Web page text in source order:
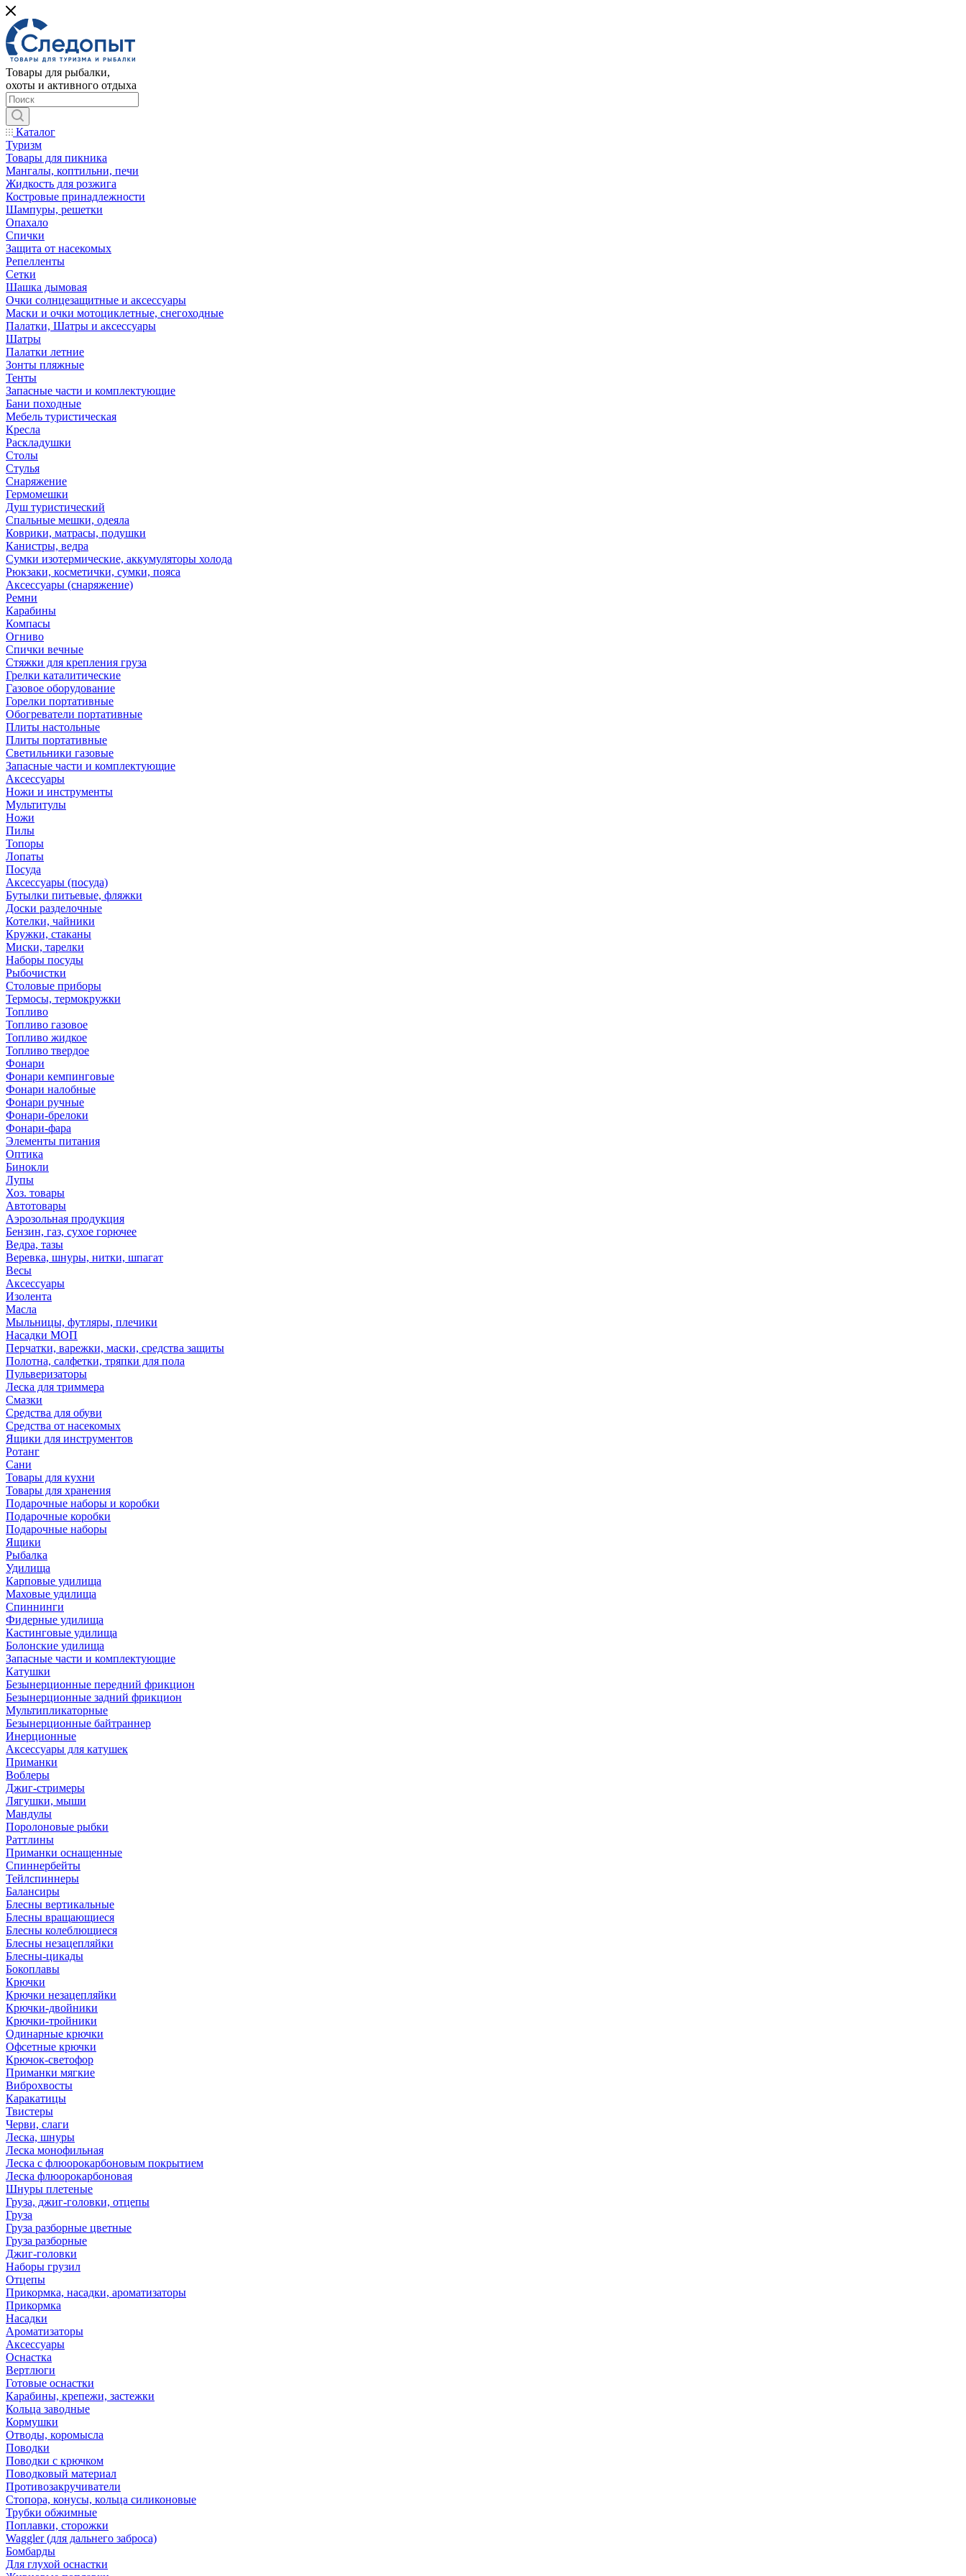
Товары для рыбалки,
охоты и активного отдыха
Каталог
Туризм
Товары для пикника
Мангалы, коптильни, печи
Жидкость для розжига
Костровые принадлежности
Шампуры, решетки
Опахало
Спички
Защита от насекомых
Репелленты
Сетки
Шашка дымовая
Очки солнцезащитные и аксессуары
Маски и очки мотоциклетные, снегоходные
Палатки, Шатры и аксессуары
Шатры
Палатки летние
Зонты пляжные
Тенты
Запасные части и комплектующие
Бани походные
Мебель туристическая
Кресла
Раскладушки
Столы
Стулья
Снаряжение
Гермомешки
Душ туристический
Спальные мешки, одеяла
Коврики, матрасы, подушки
Канистры, ведра
Сумки изотермические, аккумуляторы холода
Рюкзаки, косметички, сумки, пояса
Аксессуары (снаряжение)
Ремни
Карабины
Компасы
Огниво
Спички вечные
Стяжки для крепления груза
Грелки каталитические
Газовое оборудование
Горелки портативные
Обогреватели портативные
Плиты настольные
Плиты портативные
Светильники газовые
Запасные части и комплектующие
Аксессуары
Ножи и инструменты
Мультитулы
Ножи
Пилы
Топоры
Лопаты
Посуда
Аксессуары (посуда)
Бутылки питьевые, фляжки
Доски разделочные
Котелки, чайники
Кружки, стаканы
Миски, тарелки
Наборы посуды
Рыбочистки
Столовые приборы
Термосы, термокружки
Топливо
Топливо газовое
Топливо жидкое
Топливо твердое
Фонари
Фонари кемпинговые
Фонари налобные
Фонари ручные
Фонари-брелоки
Фонари-фара
Элементы питания
Оптика
Бинокли
Лупы
Хоз. товары
Автотовары
Аэрозольная продукция
Бензин, газ, сухое горючее
Ведра, тазы
Веревка, шнуры, нитки, шпагат
Весы
Аксессуары
Изолента
Масла
Мыльницы, футляры, плечики
Насадки МОП
Перчатки, варежки, маски, средства защиты
Полотна, салфетки, тряпки для пола
Пульверизаторы
Леска для триммера
Смазки
Средства для обуви
Средства от насекомых
Ящики для инструментов
Ротанг
Сани
Товары для кухни
Товары для хранения
Подарочные наборы и коробки
Подарочные коробки
Подарочные наборы
Ящики
Рыбалка
Удилища
Карповые удилища
Маховые удилища
Спиннинги
Фидерные удилища
Кастинговые удилища
Болонские удилища
Запасные части и комплектующие
Катушки
Безынерционные передний фрикцион
Безынерционные задний фрикцион
Мультипликаторные
Безынерционные байтраннер
Инерционные
Аксессуары для катушек
Приманки
Воблеры
Джиг-стримеры
Лягушки, мыши
Мандулы
Поролоновые рыбки
Раттлины
Приманки оснащенные
Спиннербейты
Тейлспиннеры
Балансиры
Блесны вертикальные
Блесны вращающиеся
Блесны колеблющиеся
Блесны незацепляйки
Блесны-цикады
Бокоплавы
Крючки
Крючки незацепляйки
Крючки-двойники
Крючки-тройники
Одинарные крючки
Офсетные крючки
Крючок-светофор
Приманки мягкие
Виброхвосты
Каракатицы
Твистеры
Черви, слаги
Леска, шнуры
Леска монофильная
Леска с флюорокарбоновым покрытием
Леска флюорокарбоновая
Шнуры плетеные
Груза, джиг-головки, отцепы
Груза
Груза разборные цветные
Груза разборные
Джиг-головки
Наборы грузил
Отцепы
Прикормка, насадки, ароматизаторы
Прикормка
Насадки
Ароматизаторы
Аксессуары
Оснастка
Вертлюги
Готовые оснастки
Карабины, крепежи, застежки
Кольца заводные
Кормушки
Отводы, коромысла
Поводки
Поводки с крючком
Поводковый материал
Противозакручиватели
Стопора, конусы, кольца силиконовые
Трубки обжимные
Поплавки, сторожки
Waggler (для дальнего заброса)
Бомбарды
Для глухой оснастки